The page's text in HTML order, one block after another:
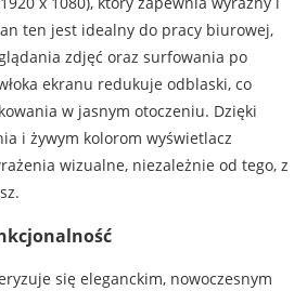
ten jest idealny do pracy biurowej,
zdjęć oraz surfowania po
ekranu redukuje odblaski, co
w jasnym otoczeniu. Dzięki
i żywym kolorom wyświetlacz
wizualne, niezależnie od tego, z
się eleganckim, nowoczesnym